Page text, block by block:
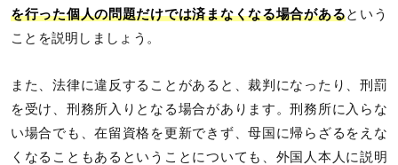
を行った個人の問題だけでは済まなくなる場合があるという
ことを説明しましょう。
また、法律に違反することがあると、裁判になったり、刑罰
を受け、刑務所入りとなる場合があります。刑務所に入らな
い場合でも、在留資格を更新できず、母国に帰らざるをえな
くなることもあるということについても、外国人本人に説明